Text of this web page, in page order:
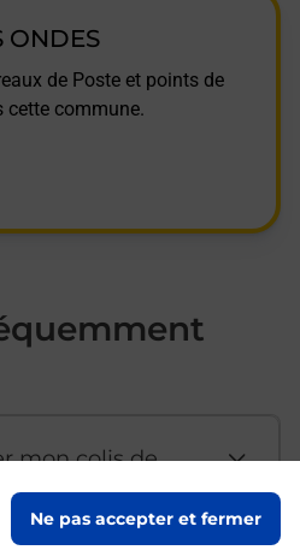
Ne pas accepter et fermer
ONDES
de Poste et points de
cette commune.
mon colis de